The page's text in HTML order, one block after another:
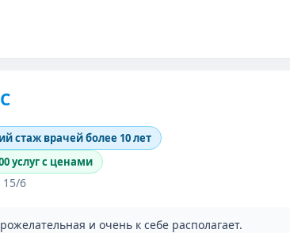
стаж врачей более 10 лет
услуг с ценами
15/6
и очень к себе располагает.